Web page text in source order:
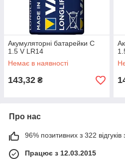
Акумуляторні батарейки C
1.5 V LR14
Немає в наявності
143,32 ₴
Про нас
96% позитивних з 322 відгуків
Працює з 12.03.2015